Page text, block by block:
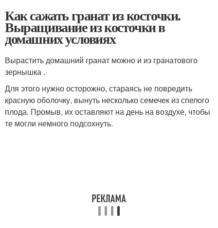
Как сажать гранат из косточки.
Выращивание из косточки в
домашних условиях
Вырастить домашний гранат можно и из гранатового
зернышка .
Для этого нужно осторожно, стараясь не повредить
красную оболочку, вынуть несколько семечек из спелого
плода. Промыв, их оставляют на день на воздухе, чтобы
те могли немного подсохнуть.